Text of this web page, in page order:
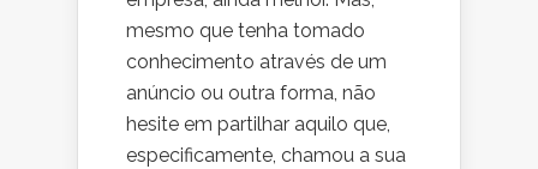
mesmo que tenha tomado
conhecimento através de um
anúncio ou outra forma, não
hesite em partilhar aquilo que,
especificamente, chamou a sua